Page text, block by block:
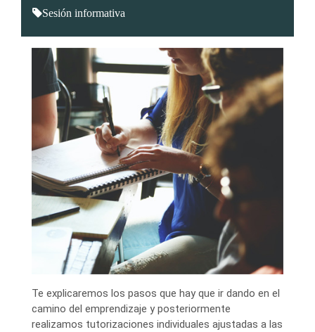
Sesión informativa
Te explicaremos los pasos que hay que ir dando en el
camino del emprendizaje y posteriormente
realizamos tutorizaciones individuales ajustadas a las